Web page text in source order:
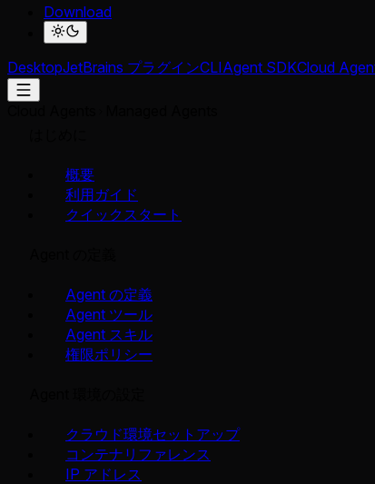
Download
DesktopJetBrains プラグインCLIAgent SDKCloud
概要
利用ガイド
クイックスタート
Agent の定義
Agent ツール
Agent スキル
権限ポリシー
クラウド環境セットアップ
コンテナリファレンス
IP アドレス